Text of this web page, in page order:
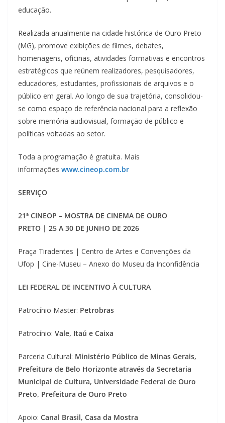
educação.
Realizada anualmente na cidade histórica de Ouro Preto
(MG), promove exibições de filmes, debates,
homenagens, oficinas, atividades formativas e encontros
estratégicos que reúnem realizadores, pesquisadores,
educadores, estudantes, profissionais de arquivos e o
público em geral. Ao longo de sua trajetória, consolidou-
se como espaço de referência nacional para a reflexão
sobre memória audiovisual, formação de público e
políticas voltadas ao setor.
Toda a programação é gratuita. Mais
informações www.cineop.com.br
SERVIÇO
21ª CINEOP – MOSTRA DE CINEMA DE OURO
PRETO | 25 A 30 DE JUNHO DE 2026
Praça Tiradentes | Centro de Artes e Convenções da
Ufop | Cine-Museu – Anexo do Museu da Inconfidência
LEI FEDERAL DE INCENTIVO À CULTURA
Patrocínio Master: Petrobras
Patrocínio: Vale, Itaú e Caixa
Parceria Cultural: Ministério Público de Minas Gerais,
Prefeitura de Belo Horizonte através da Secretaria
Municipal de Cultura, Universidade Federal de Ouro
Preto, Prefeitura de Ouro Preto
Apoio: Canal Brasil, Casa da Mostra